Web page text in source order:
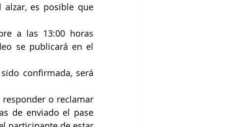
es posible que
a las 13:00 horas
se publicará en el
confirmada, será
o reclamar
de enviado el pase